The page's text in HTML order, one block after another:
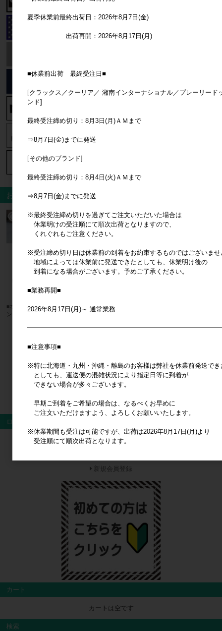
おすすめ商品
■ポッシュリビング■ アーバンプラ
ンツポット マーブル Big size
トミャウ
メーカー希望小売価格
1,800円
ログイン
新規会員登録
カート
カートは空です
検索
夏季休業前最終出荷日：2026年8月7日(金)
出荷再開：2026年8月17日(月)
■休業前出荷 最終受注日■
[クラックス／クーリア／ 湘南インターナショナル／プレーリード
ンド]
最終受注締め切り：8月3日(月)ＡＭまで
⇒8月7日(金)までに発送
[その他のブランド]
最終受注締め切り：8月4日(火)ＡＭまで
⇒8月7日(金)までに発送
※最終受注締め切りを過ぎてご注文いただいた場合は
休業明けの受注順にて順次出荷となりますので、
くれぐれもご注意ください。
※受注締め切り日は休業前の到着をお約束するものではございませ
地域によっては休業前に発送できたとしても、休業明け後の
到着になる場合がございます。予めご了承ください。
■業務再開■
2026年8月17日(月)～ 通常業務
■注意事項■
※特に北海道・九州・沖縄・離島のお客様は弊社を休業前発送でき
としても、運送便の混雑状況により指定日等に到着が
できない場合が多々ございます。
早期ご到着をご希望の場合は、なるべくお早めに
ご注文いただけますよう、よろしくお願いいたします。
※休業期間も受注は可能ですが、出荷は2026年8月17日(月)より
受注順にて順次出荷となります。